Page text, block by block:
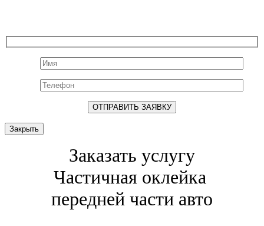
Закрыть
Заказать услугу
Частичная оклейка
передней части авто